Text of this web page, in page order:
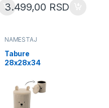
3.499,00 RSD
NAMEŠTAJ
Tabure
28x28x34
(PHO4250)